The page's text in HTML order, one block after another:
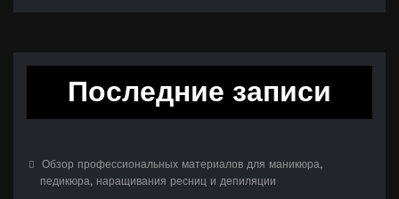
Последние записи
Обзор профессиональных материалов для маникюра,
педикюра, наращивания ресниц и депиляции